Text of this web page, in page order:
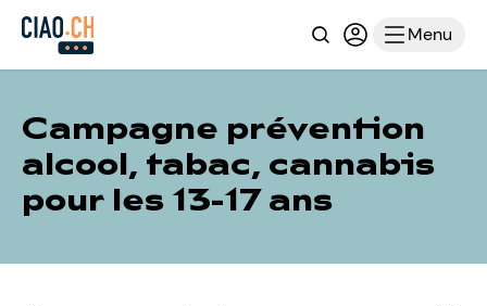
RechercheConnexion
Menu
Campagne prévention
alcool, tabac, cannabis
pour les 13-17 ans